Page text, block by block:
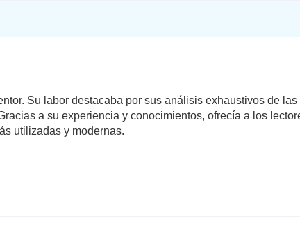
Su labor destacaba por sus análisis exhaustivos de
a su experiencia y conocimientos, ofrecía a los
utilizadas y modernas.